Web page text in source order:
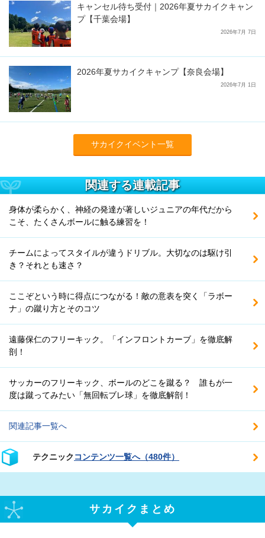
キャンセル待ち受付｜2026年夏サカイクキャン
プ【千葉会場】
2026年7月 7日
2026年夏サカイクキャンプ【奈良会場】
2026年7月 1日
サカイクイベント一覧
関連する連載記事
身体が柔らかく、神経の発達が著しいジュニアの年代だから
こそ、たくさんボールに触る練習を！
チームによってスタイルが違うドリブル。大切なのは駆け引
き？それとも速さ？
ここぞという時に得点につながる！敵の意表を突く「ラボー
ナ」の蹴り方とそのコツ
遠藤保仁のフリーキック。「インフロントカーブ」を徹底解
剖！
サッカーのフリーキック、ボールのどこを蹴る？ 誰もが一
度は蹴ってみたい「無回転ブレ球」を徹底解剖！
関連記事一覧へ
テクニック コンテンツ一覧へ（480件）
サカイクまとめ